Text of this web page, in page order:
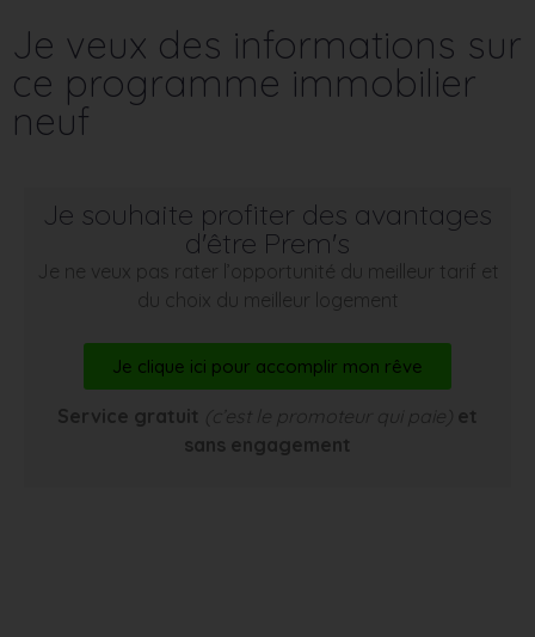
Je veux des informations sur
ce programme immobilier
neuf
Je souhaite profiter des avantages
d'être Prem's
Je ne veux pas rater l’opportunité du meilleur tarif et
du choix du meilleur logement
Je clique ici pour accomplir mon rêve
Service gratuit (c’est le promoteur qui paie) et
sans engagement